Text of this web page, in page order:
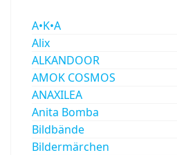
A•K•A
Alix
ALKANDOOR
AMOK COSMOS
ANAXILEA
Anita Bomba
Bildbände
Bildermärchen